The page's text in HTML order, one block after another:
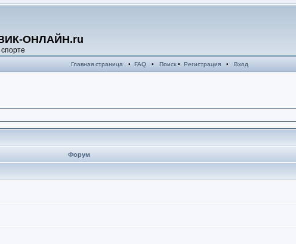
ОНЛАЙН.ru
Главная страница • FAQ• Поиск• Регистрация• Вход
Форум